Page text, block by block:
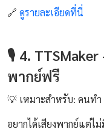
🔗 ดูรายละเอียดที่นี่
🎙️ 4.
พากย์ฟรี
💡 เหมาะสำหรับ: คนทำ
อยากได้เสียงพากย์แต่ไ